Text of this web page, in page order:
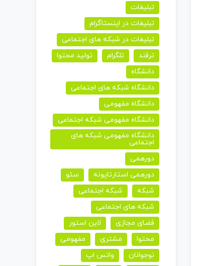
تبلیغات
تبلیغات در اینستاگرام
تبلیغات در شبکه های اجتماعی
ترفند
تلگرام
تولید محتوا
دانشگاه
دانشگاه شبکه های اجتماعی
دانشگاه مفهومی
دانشگاه مفهومی شبکه اجتماعی
دانشگاه مفهومی شبکه های
اجتماعی
دورهمی
دورهمی استارتاپونه
سئو
شبکه
شبکه اجتماعی
شبکه های اجتماعی
فضای مجازی
لاین استور
محتوا
مشتری
مفهومی
نوجوانان
واتس اپ